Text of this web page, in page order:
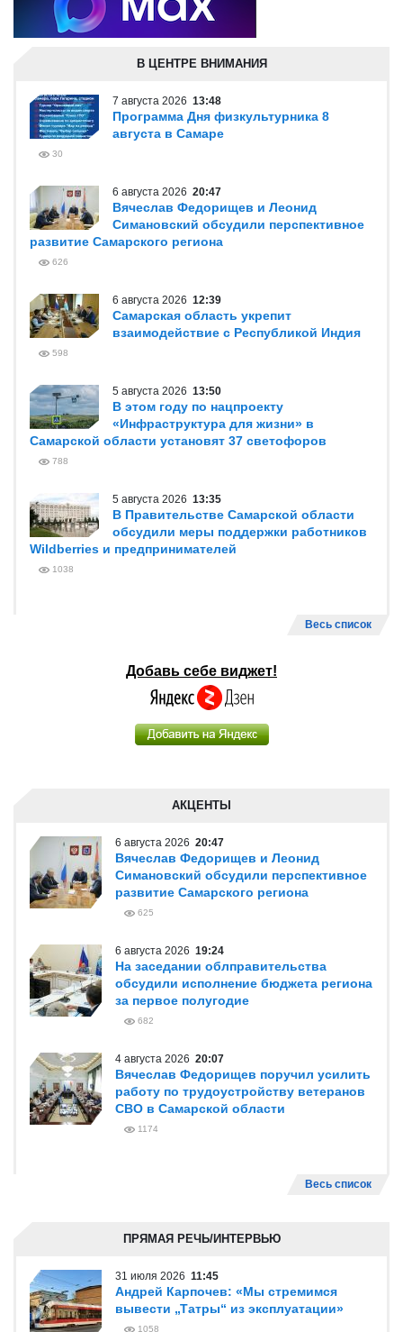
В ЦЕНТРЕ ВНИМАНИЯ
7 августа 2026 13:48
Программа Дня физкультурника 8
августа в Самаре
30
6 августа 2026 20:47
Вячеслав Федорищев и Леонид
Симановский обсудили перспективное
развитие Самарского региона
626
6 августа 2026 12:39
Самарская область укрепит
взаимодействие с Республикой Индия
598
5 августа 2026 13:50
В этом году по нацпроекту
«Инфраструктура для жизни» в
Самарской области установят 37 светофоров
788
5 августа 2026 13:35
В Правительстве Самарской области
обсудили меры поддержки работников
Wildberries и предпринимателей
1038
Весь список
Добавь себе виджет!
АКЦЕНТЫ
6 августа 2026 20:47
Вячеслав Федорищев и Леонид
Симановский обсудили перспективное
развитие Самарского региона
625
6 августа 2026 19:24
На заседании облправительства
обсудили исполнение бюджета региона
за первое полугодие
682
4 августа 2026 20:07
Вячеслав Федорищев поручил усилить
работу по трудоустройству ветеранов
СВО в Самарской области
1174
Весь список
ПРЯМАЯ РЕЧЬ/ИНТЕРВЬЮ
31 июля 2026 11:45
Андрей Карпочев: «Мы стремимся
вывести „Татры“ из эксплуатации»
1058